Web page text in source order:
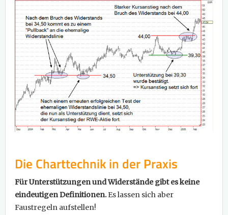
Die Charttechnik in der Praxis
Für Unterstützungen und Widerstände gibt es keine
eindeutigen Definitionen.Es lassen sich aber
Faustregeln aufstellen!